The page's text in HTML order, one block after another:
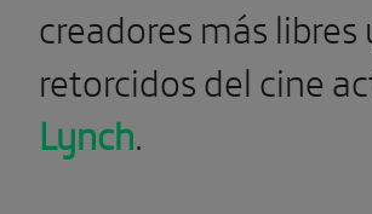
creadores más libres
retorcidos del cine
Lynch.